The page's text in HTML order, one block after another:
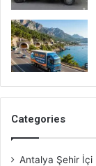
Categories
Antalya Şehir İçi